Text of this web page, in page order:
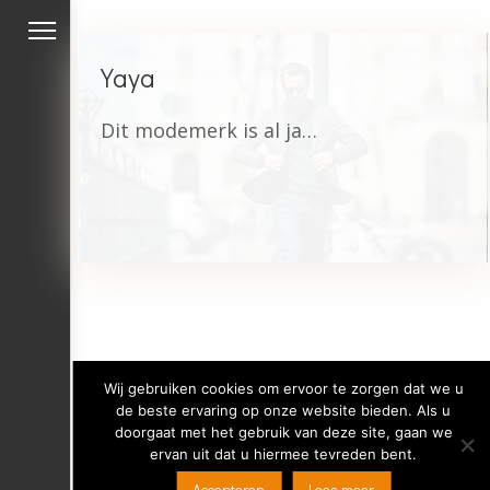
Yaya
Dit modemerk is al jarenlang een vaste waarde in onze Mensink Mode collectie. Een passie voor handelen en creëren, een positieve sfeer en zichzelf niet te serieus nemen; dat waren de basisingrediënten waarmee YAYA in 1992 begon. In de loop der jaren heeft het merk liefde en veel gelach…
Copyright 2019 Mensink Mode -Privacy verklaring
Wij gebruiken cookies om ervoor te zorgen dat we u
de beste ervaring op onze website bieden. Als u
doorgaat met het gebruik van deze site, gaan we
ervan uit dat u hiermee tevreden bent.